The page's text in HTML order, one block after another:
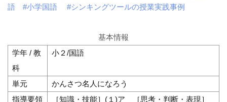
語
#小学国語 #シンキングツールの授業実践事例
基本情報
学年 / 教
科
小２/国語
単元
かんさつ名人になろう
指導要領
［知識・技能］(１)ア ［思考・判断・表現］